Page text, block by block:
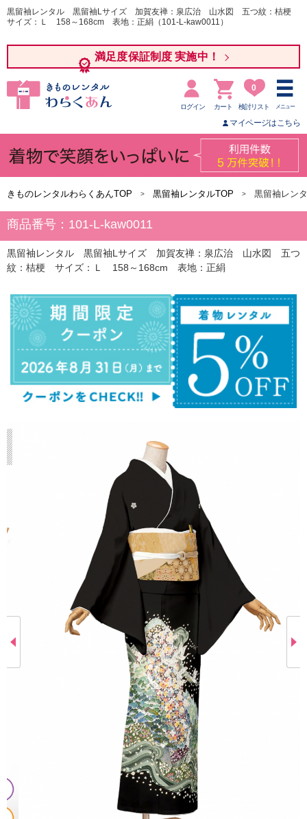
黒留袖レンタル 黒留袖Lサイズ 加賀友禅：泉広治 山水図 五つ紋：桔梗
サイズ：Ｌ 158～168cm 表地：正絹（101-L-kaw0011）
満足度保証制度 実施中！
ログイン カート
0
検討リスト メニュー
マイページはこちら
きものレンタルわらくあんTOP 黒留袖レンタルTOP 黒留袖レン
商品番号：101-L-kaw0011
黒留袖レンタル 黒留袖Lサイズ 加賀友禅：泉広治 山水図 五つ
紋：桔梗 サイズ：Ｌ 158～168cm 表地：正絹